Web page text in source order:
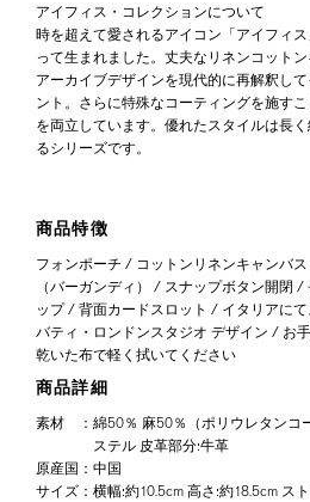
アイフィス・コレクションについて
時を超えて愛されるアイコン「アイフィ
って生まれました。丈夫なリネンコットン
アーカイブデザインを現代的に再解釈し
ント。さらに特殊なコーティングを施す
を両立しています。優れたスタイルは長
るシリーズです。
商品特徴
フォンポーチ / コットンリネンキャンバ
（バーガンディ） / スナップボタン開閉 /
ップ / 背面カードスロット / イタリアに
バティ・ロンドンスタジオ デザイン / お
乾いた布で軽く拭いてください
商品詳細
素材 ： 綿50％ 麻50％（ポリウレタンコ
ステル 皮革部分:牛革
原産国 ： 中国
サイズ ： 横幅:約10.5cm 高さ:約18.5cm ス